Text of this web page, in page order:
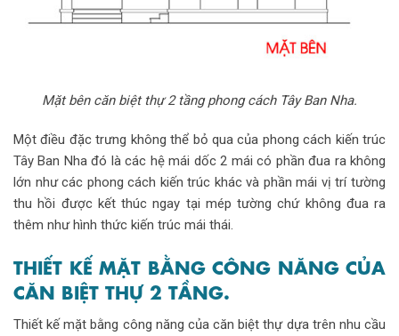
Mặt bên căn biệt thự 2 tầng phong cách Tây Ban Nha.
Một điều đặc trưng không thể bỏ qua của phong cách kiến trúc
Tây Ban Nha đó là các hệ mái dốc 2 mái có phần đua ra không
lớn như các phong cách kiến trúc khác và phần mái vị trí tường
thu hồi được kết thúc ngay tại mép tường chứ không đua ra
thêm như hình thức kiến trúc mái thái.
THIẾT KẾ MẶT BẰNG CÔNG NĂNG CỦA
CĂN BIỆT THỰ 2 TẦNG.
Thiết kế mặt bằng công năng của căn biệt thự dựa trên nhu cầu